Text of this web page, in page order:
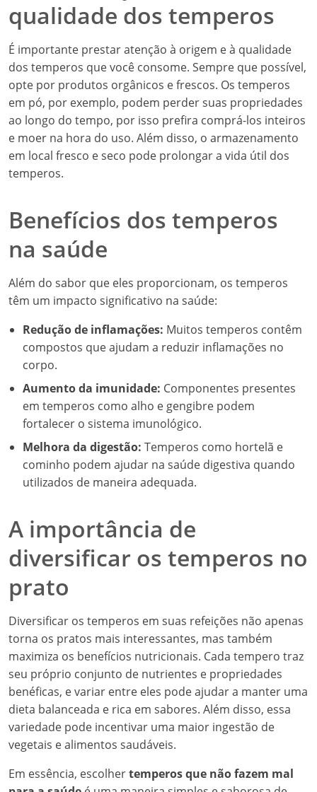
qualidade dos temperos
É importante prestar atenção à origem e à qualidade
dos temperos que você consome. Sempre que possível,
opte por produtos orgânicos e frescos. Os temperos
em pó, por exemplo, podem perder suas propriedades
ao longo do tempo, por isso prefira comprá-los inteiros
e moer na hora do uso. Além disso, o armazenamento
em local fresco e seco pode prolongar a vida útil dos
temperos.
Benefícios dos temperos
na saúde
Além do sabor que eles proporcionam, os temperos
têm um impacto significativo na saúde:
Redução de inflamações: Muitos temperos contêm
compostos que ajudam a reduzir inflamações no
corpo.
Aumento da imunidade: Componentes presentes
em temperos como alho e gengibre podem
fortalecer o sistema imunológico.
Melhora da digestão: Temperos como hortelã e
cominho podem ajudar na saúde digestiva quando
utilizados de maneira adequada.
A importância de
diversificar os temperos no
prato
Diversificar os temperos em suas refeições não apenas
torna os pratos mais interessantes, mas também
maximiza os benefícios nutricionais. Cada tempero traz
seu próprio conjunto de nutrientes e propriedades
benéficas, e variar entre eles pode ajudar a manter uma
dieta balanceada e rica em sabores. Além disso, essa
variedade pode incentivar uma maior ingestão de
vegetais e alimentos saudáveis.
Em essência, escolhertemperos que não fazem mal